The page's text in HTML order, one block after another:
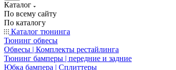
Каталог
По всему сайту
По каталогу
Каталог тюнинга
Тюнинг обвесы
Обвесы | Комплекты рестайлинга
Тюнинг бамперы | передние и задние
Юбка бампера | Сплиттеры